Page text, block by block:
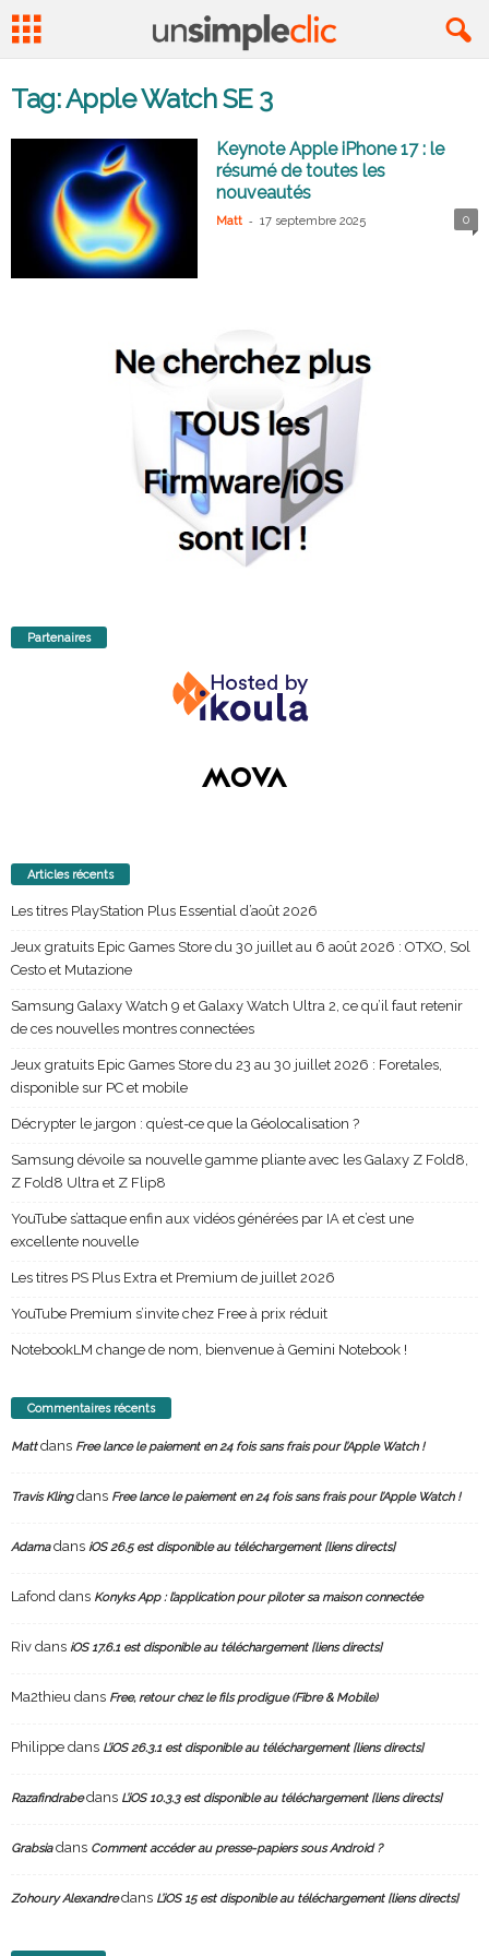
Tag: Apple Watch SE 3
Keynote Apple iPhone 17 : le
résumé de toutes les
nouveautés
Matt - 17 septembre 2025 0
Partenaires
Articles récents
Les titres PlayStation Plus Essential d’août 2026
Jeux gratuits Epic Games Store du 30 juillet au 6 août 2026 : OTXO, Sol
Cesto et Mutazione
Samsung Galaxy Watch 9 et Galaxy Watch Ultra 2, ce qu’il faut retenir
de ces nouvelles montres connectées
Jeux gratuits Epic Games Store du 23 au 30 juillet 2026 : Foretales,
disponible sur PC et mobile
Décrypter le jargon : qu’est-ce que la Géolocalisation ?
Samsung dévoile sa nouvelle gamme pliante avec les Galaxy Z Fold8,
Z Fold8 Ultra et Z Flip8
YouTube s’attaque enfin aux vidéos générées par IA et c’est une
excellente nouvelle
Les titres PS Plus Extra et Premium de juillet 2026
YouTube Premium s’invite chez Free à prix réduit
NotebookLM change de nom, bienvenue à Gemini Notebook !
Commentaires récents
Mattdans Free lance le paiement en 24 fois sans frais pour l’Apple Watch !
Travis Klingdans Free lance le paiement en 24 fois sans frais pour l’Apple Watch !
Adamadans iOS 26.5 est disponible au téléchargement [liens directs]
Lafond dans Konyks App : l’application pour piloter sa maison connectée
Riv dans iOS 17.6.1 est disponible au téléchargement [liens directs]
Ma2thieu dans Free, retour chez le fils prodigue (Fibre & Mobile)
Philippe dans L’iOS 26.3.1 est disponible au téléchargement [liens directs]
Razafindrabedans L’iOS 10.3.3 est disponible au téléchargement [liens directs]
Grabsiadans Comment accéder au presse-papiers sous Android ?
Zohoury Alexandredans L’iOS 15 est disponible au téléchargement [liens directs]